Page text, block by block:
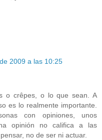
2009 a las 10:25
o crêpes, o lo que sean. A
es lo realmente importante.
con opiniones, unos
opinión no califica a las
no de ser ni actuar.